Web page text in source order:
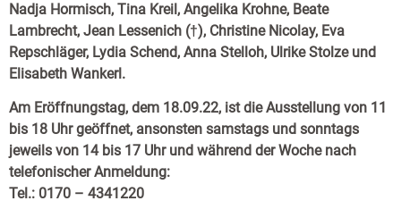
Nadja Hormisch, Tina Kreil, Angelika Krohne, Beate
Lambrecht, Jean Lessenich (†), Christine Nicolay, Eva
Repschläger, Lydia Schend, Anna Stelloh, Ulrike Stolze und
Elisabeth Wankerl.
Am Eröffnungstag, dem 18.09.22, ist die Ausstellung von 11
bis 18 Uhr geöffnet, ansonsten samstags und sonntags
jeweils von 14 bis 17 Uhr und während der Woche nach
telefonischer Anmeldung:
Tel.: 0170 – 4341220